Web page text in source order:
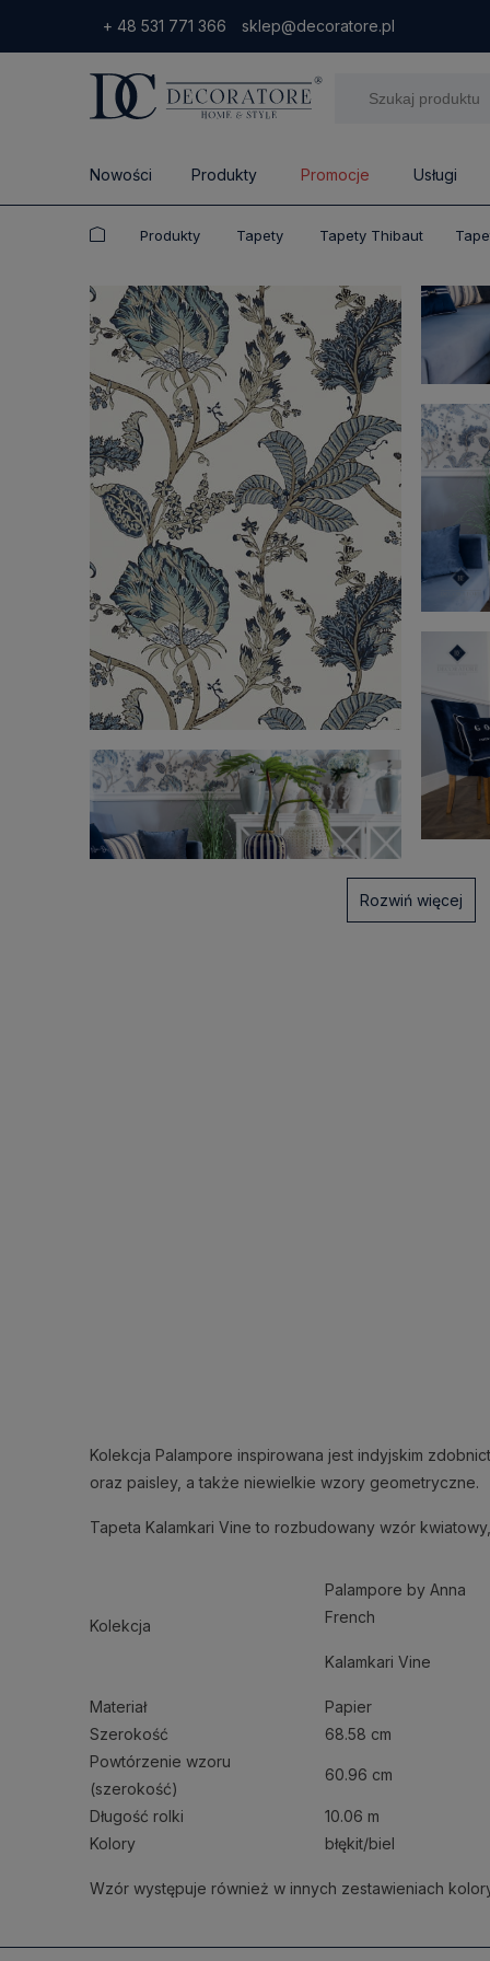
+ 48 531 771 366 sklep@decoratore.pl
Nowości Produkty Promocje Usługi
Produkty Tapety Tapety Thibaut
Rozwiń więcej
Kolekcja Palampore inspirowana jest indyjskim
oraz paisley, a także niewielkie wzory geometryczne.
Tapeta Kalamkari Vine to rozbudowany wzór
Kolekcja
Palampore by Anna
French
Kalamkari Vine
Materiał
Papier
Szerokość
68.58 cm
Powtórzenie wzoru
(szerokość)
60.96 cm
Długość rolki
10.06 m
Kolory
błękit/biel
Wzór występuje również w innych zestawieniach